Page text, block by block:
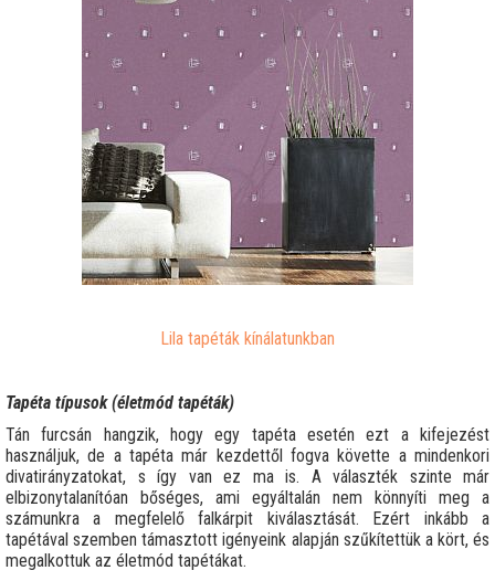
Lila tapéták kínálatunkban
Tapéta típusok (életmód tapéták)
Tán furcsán hangzik, hogy egy tapéta esetén ezt a kifejezést
használjuk, de a tapéta már kezdettől fogva követte a mindenkori
divatirányzatokat, s így van ez ma is. A választék szinte már
elbizonytalanítóan bőséges, ami egyáltalán nem könnyíti meg a
számunkra a megfelelő falkárpit kiválasztását. Ezért inkább a
tapétával szemben támasztott igényeink alapján szűkítettük a kört, és
megalkottuk az életmód tapétákat.